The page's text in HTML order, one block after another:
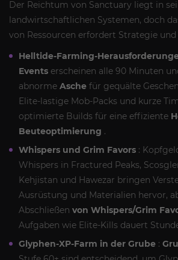
Der Reichtum von Sanctuary liegt in
landwirtschaftlichen Systemen, doch
von Ressourcen erfordert Strategie und
Helltide-Farming-
Events erscheinen alle 90 Minuten
abnorme Asche für gequälte
Elite-lastige Mob-Packs und kurze
optimierte Builds für eine effiziente
Beuteoptimierung .
Whispers und Grim Favors :
Whispers in Fractured Peaks,
Kehjistan und Hawezar bringen
Ausrüstung und Materialien hervor,
Abschließen von Whispers/Grim
Aufgaben wie Elite-Kills dauert
Glyphen-XP-Farm in der Grube :